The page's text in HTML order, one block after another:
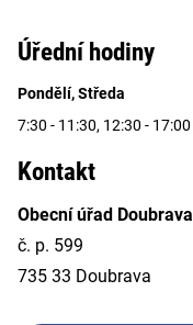
Úřední hodiny
Pondělí, Středa
7:30 - 11:30, 12:30 - 17:00
Kontakt
Obecní úřad Doubrava
č. p. 599
735 33 Doubrava